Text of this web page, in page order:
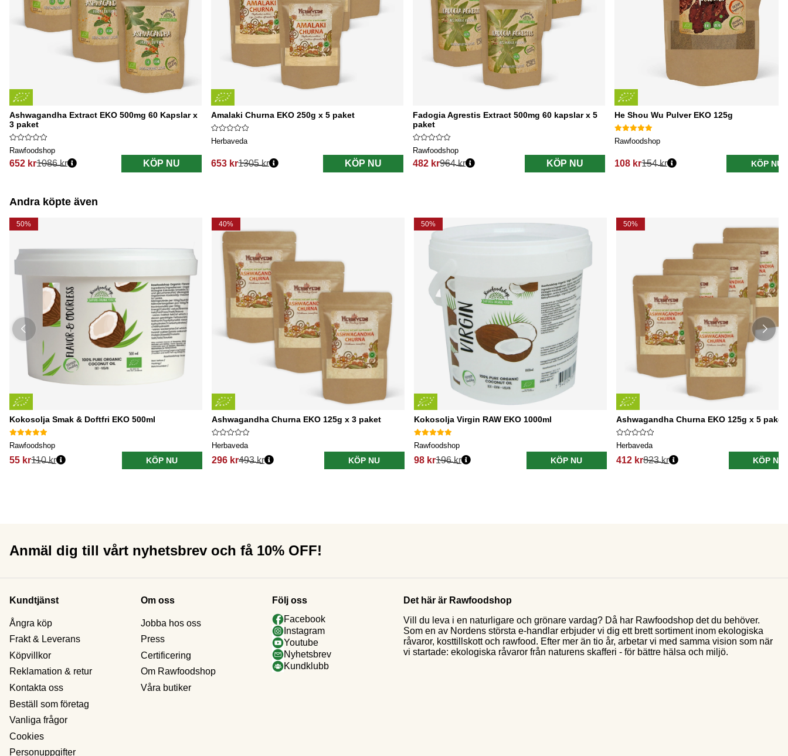
Ashwagandha Extract EKO 500mg 60 Kapslar x
3 paket
Rawfoodshop
652 kr
Ordinarie pris:
1086 kr KÖP NU
Amalaki Churna EKO 250g x 5 paket
Herbaveda
653 kr
Ordinarie pris:
1305 kr KÖP NU
Fadogia Agrestis Extract 500mg 60 kapslar x 5
paket
Rawfoodshop
482 kr
Ordinarie pris:
964 kr KÖP NU
He Shou Wu Pulver EKO 125g
Rawfoodshop
108 kr
Ordinarie pris:
154 kr KÖP NU
Andra köpte även
50%
Kokosolja Smak & Doftfri EKO 500ml
Rawfoodshop
55 kr110 kr KÖP NU
40%
Ashwagandha Churna EKO 125g x 3 paket
Herbaveda
296 kr493 kr KÖP NU
50%
Kokosolja Virgin RAW EKO 1000ml
Rawfoodshop
98 kr196 kr KÖP NU
50%
Ashwagandha Churna EKO 125g x 5 paket
Herbaveda
412 kr823 kr KÖP NU
Anmäl dig till vårt nyhetsbrev och få 10% OFF!
Kundtjänst
Ångra köp
Frakt & Leverans
Köpvillkor
Reklamation & retur
Kontakta oss
Beställ som företag
Vanliga frågor
Cookies
Personuppgifter
Om oss
Jobba hos oss
Press
Certificering
Om Rawfoodshop
Våra butiker
Följ oss
Facebook
Instagram
Youtube
Nyhetsbrev
Kundklubb
Det här är Rawfoodshop
Vill du leva i en naturligare och grönare vardag? Då har Rawfoodshop det du behöver.
Som en av Nordens största e-handlar erbjuder vi dig ett brett sortiment inom ekologiska
råvaror, kosttillskott och rawfood. Efter mer än tio år, arbetar vi med samma vision som när
vi startade: ekologiska råvaror från naturens skafferi - för bättre hälsa och miljö.